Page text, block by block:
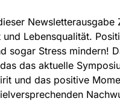
Lebensqualität.
sogar Stress mindern!
das aktuelle
und das positive